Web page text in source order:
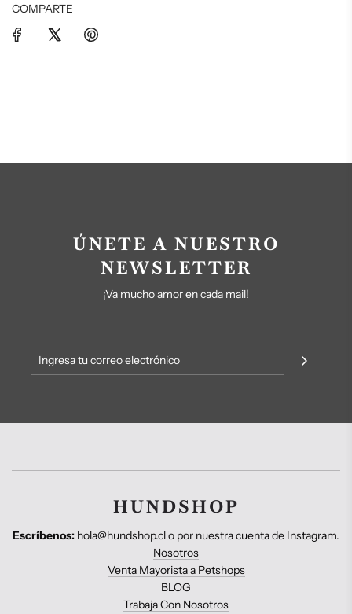
COMPARTE
ÚNETE A NUESTRO
NEWSLETTER
¡Va mucho amor en cada mail!
HUNDSHOP
Escríbenos: hola@hundshop.cl o por nuestra cuenta de Instagram.
Nosotros
Venta Mayorista a Petshops
BLOG
Trabaja Con Nosotros